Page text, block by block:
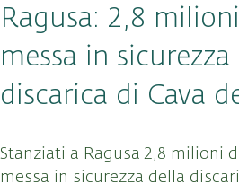
Ragusa: 2,8
messa in sicurezza
discarica di Cava
Stanziati a Ragusa2,8 milioni
messa in sicurezza della